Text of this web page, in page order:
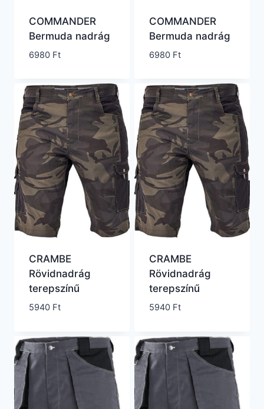
COMMANDER
Bermuda nadrág
6980 Ft
COMMANDER
Bermuda nadrág
6980 Ft
CRAMBE
Rövidnadrág
terepszínű
5940 Ft
CRAMBE
Rövidnadrág
terepszínű
5940 Ft